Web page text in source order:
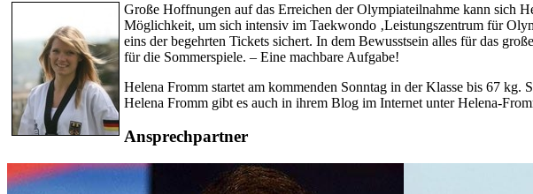
Große Hoffnungen auf das Erreichen der Olympiateilnahme kann sich
Möglichkeit, um sich intensiv im Taekwondo ‚Leistungszentrum für
eins der begehrten Tickets sichert. In dem Bewusstsein alles für das
für die Sommerspiele. – Eine machbare Aufgabe!
Helena Fromm startet am kommenden Sonntag in der Klasse bis 67
Helena Fromm gibt es auch in ihrem Blog im Internet unter Helena-
Ansprechpartner